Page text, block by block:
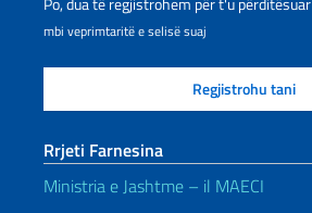
mbi veprimtaritë e selisë suaj
Rrjeti Farnesina
Ministria e Jashtme – il MAECI